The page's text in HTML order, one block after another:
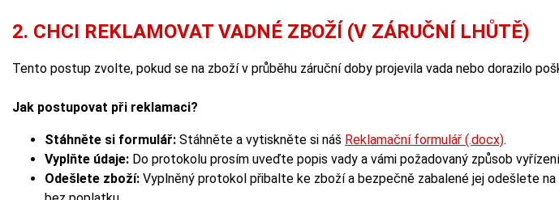
2. CHCI REKLAMOVAT VADNÉ ZBOŽÍ (V ZÁRUČNÍ LHŮTĚ)
Tento postup zvolte, pokud se na zboží v průběhu záruční doby projevila vada nebo dorazilo
Jak postupovat při reklamaci?
Stáhněte si formulář: Stáhněte a vytiskněte si náš Reklamační formulář (.docx).
Vyplňte údaje: Do protokolu prosím uveďte popis vady a vámi požadovaný způsob
Odešlete zboží: Vyplněný protokol přibalte ke zboží a bezpečně zabalené jej odešlete na